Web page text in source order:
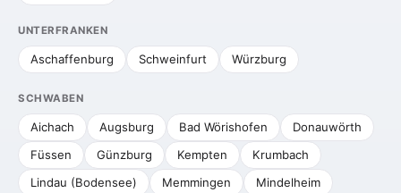
UNTERFRANKEN
Aschaffenburg Schweinfurt Würzburg
SCHWABEN
Aichach Augsburg Bad Wörishofen
Donauwörth
Füssen
Günzburg Kempten
Krumbach
Lindau (Bodensee)
Memmingen Mindelheim